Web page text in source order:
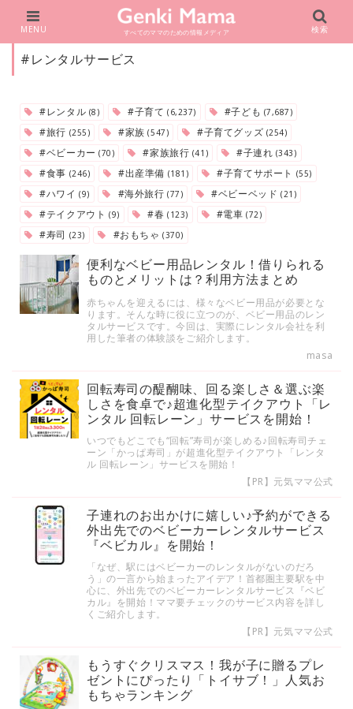
すべてのママのための情報メディア
MENU 検索
#レンタルサービス
#レンタル (8) #子育て(6,237) #子ども (7,687)
#旅行 (255) #家族(547) #子育てグッズ (254)
#ベビーカー(70) #家族旅行 (41) #子連れ (343)
#食事 (246) #出産準備 (181) #子育てサポート (55)
#ハワイ(9) #海外旅行(77) #ベビーベッド(21)
#テイクアウト(9) #春(123) #電車(72)
#寿司 (23) #おもちゃ(370)
便利なベビー用品レンタル！借りられる
ものとメリットは？利用方法まとめ
赤ちゃんを迎えるには、様々なベビー用品が必要とな
ります。そんな時に役に立つのが、ベビー用品のレン
タルサービスです。今回は、実際にレンタル会社を利
用した筆者の体験談をご紹介します。
masa
回転寿司の醍醐味、回る楽しさ＆選ぶ楽
しさを食卓で♪超進化型テイクアウト「レ
ンタル 回転レーン」サービスを開始！
いつでもどこでも“回転”寿司が楽しめる♪回転寿司チェ
ーン「かっぱ寿司」が超進化型テイクアウト「レンタ
ル 回転レーン」サービスを開始！
【PR】元気ママ公式
子連れのお出かけに嬉しい♪予約ができる
外出先でのベビーカーレンタルサービス
『ベビカル』を開始！
「なぜ、駅にはベビーカーのレンタルがないのだろ
う」の一言から始まったアイデア！首都圏主要駅を中
心に、外出先でのベビーカーレンタルサービス『ベビ
カル』を開始！ママ要チェックのサービス内容を詳し
くご紹介します。
【PR】元気ママ公式
もうすぐクリスマス！我が子に贈るプレ
ゼントにぴったり「トイサブ！」人気お
もちゃランキング